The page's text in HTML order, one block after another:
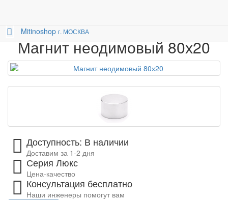
Mitinoshop г. МОСКВА
Магнит неодимовый 80х20
Доступность: В наличии
Доставим за 1-2 дня
Серия Люкс
Цена-качество
Консультация бесплатно
Наши инженеры помогут вам